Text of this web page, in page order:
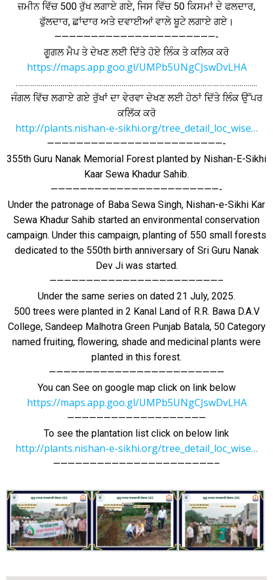
ਜ਼ਮੀਨ ਵਿੱਚ 500 ਰੁੱਖ ਲਗਾਏ ਗਏ, ਜਿਸ ਵਿੱਚ 50 ਕਿਸਮਾਂ ਦੇ ਫਲਦਾਰ,
ਫੁੱਲਦਾਰ, ਛਾਂਦਾਰ ਅਤੇ ਦਵਾਈਆਂ ਵਾਲੇ ਬੂਟੇ ਲਗਾਏ ਗਏ।
——————————————————————-
ਗੂਗਲ ਮੈਪ ਤੇ ਦੇਖਣ ਲਈ ਦਿੱਤੇ ਹੋਏ ਲਿੰਕ ਤੇ ਕਲਿਕ ਕਰੋ
https://maps.app.goo.gl/UMPb5UNgCJswDvLHA
………………………………………………………………………………………………………..
ਜੰਗਲ ਵਿੱਚ ਲਗਾਏ ਗਏ ਰੁੱਖਾਂ ਦਾ ਵੇਰਵਾ ਦੇਖਣ ਲਈ ਹੇਠਾਂ ਦਿੱਤੇ ਲਿੰਕ ਉੱਪਰ
ਕਲਿੱਕ ਕਰੋ
http://plants.nishan-e-sikhi.org/tree_detail_loc_wise…
————————————————————————-
355th Guru Nanak Memorial Forest planted by Nishan-E-Sikhi
Kaar Sewa Khadur Sahib.
———————————————————————-
Under the patronage of Baba Sewa Singh, Nishan-e-Sikhi Kar
Sewa Khadur Sahib started an environmental conservation
campaign. Under this campaign, planting of 550 small forests
dedicated to the 550th birth anniversary of Sri Guru Nanak
Dev Ji was started.
———————————————————————–
Under the same series on dated 21 July, 2025.
500 trees were planted in 2 Kanal Land of R.R. Bawa D.A.V
College, Sandeep Malhotra Green Punjab Batala, 50 Category
named fruiting, flowering, shade and medicinal plants were
planted in this forest.
————————————————————————
You can See on google map click on link below
https://maps.app.goo.gl/UMPb5UNgCJswDvLHA
———————————————————
To see the plantation list click on below link
http://plants.nishan-e-sikhi.org/tree_detail_loc_wise…
——————————————————————–